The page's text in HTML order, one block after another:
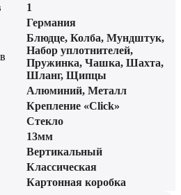
1
Германия
Блюдце, Колба, Мундштук,
Набор уплотнителей,
Пружинка, Чашка, Шахта,
Шланг, Щипцы
Алюминий, Металл
Крепление «Click»
Стекло
13мм
Вертикальный
Классическая
Картонная коробка